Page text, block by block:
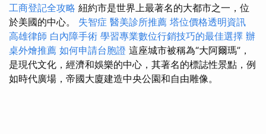
工商登記全攻略 紐約市是世界上最著名的大都市之一，位
於美國的中心。 失智症 醫美診所推薦 塔位價格透明資訊
高雄律師 白內障手術 學習專業數位行銷技巧的最佳選擇 辦
桌外燴推薦 如何申請台胞證 這座城市被稱為“大阿爾瑪”，
是現代文化，經濟和娛樂的中心，其著名的標誌性景點，例
如時代廣場，帝國大廈建造中央公園和自由雕像。